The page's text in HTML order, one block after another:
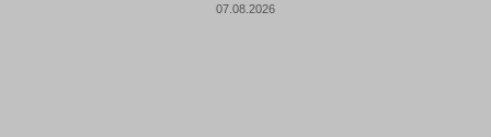
07.08.2026